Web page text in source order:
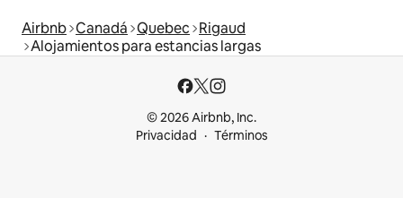
Airbnb Canadá Quebec Rigaud
Alojamientos para estancias largas
© 2026 Airbnb, Inc.
Privacidad
Términos